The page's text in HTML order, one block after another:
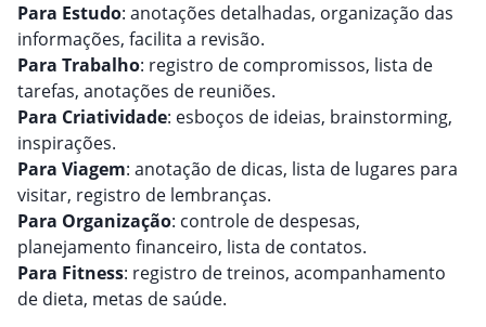
Para Estudo: anotações detalhadas, organização das
informações, facilita a revisão.
Para Trabalho: registro de compromissos, lista de
tarefas, anotações de reuniões.
Para Criatividade: esboços de ideias, brainstorming,
inspirações.
Para Viagem: anotação de dicas, lista de lugares para
visitar, registro de lembranças.
Para Organização: controle de despesas,
planejamento financeiro, lista de contatos.
Para Fitness: registro de treinos, acompanhamento
de dieta, metas de saúde.